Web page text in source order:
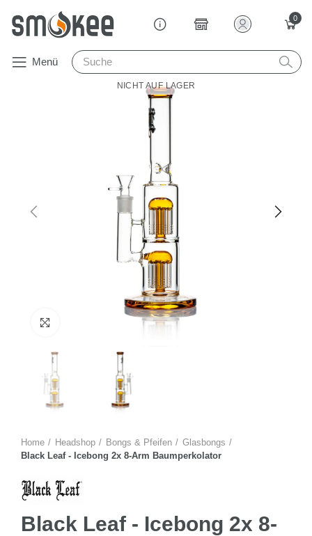
0
Menü
NICHT AUF LAGER
Zum Vergrössern anklicken
Home Headshop Bongs & Pfeifen
Glasbongs
Black Leaf - Icebong 2x 8-Arm Baumperkolator
Black Leaf - Icebong 2x 8-